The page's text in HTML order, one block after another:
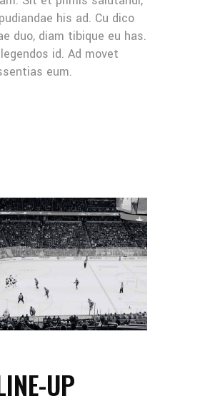
his ad. Cu dico
duo, diam tibique eu has.
id. Ad movet
eum.
UP